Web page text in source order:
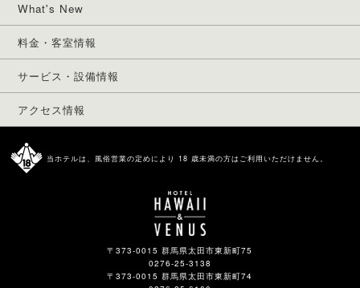
What's New
料金・客室情報
サービス・設備情報
アクセス情報
当ホテルは、風俗営業の定めにより 18 歳未満の方はご利用いただけません。
〒373-0015 群馬県太田市東新町75
0276-25-3138
〒373-0015 群馬県太田市東新町74